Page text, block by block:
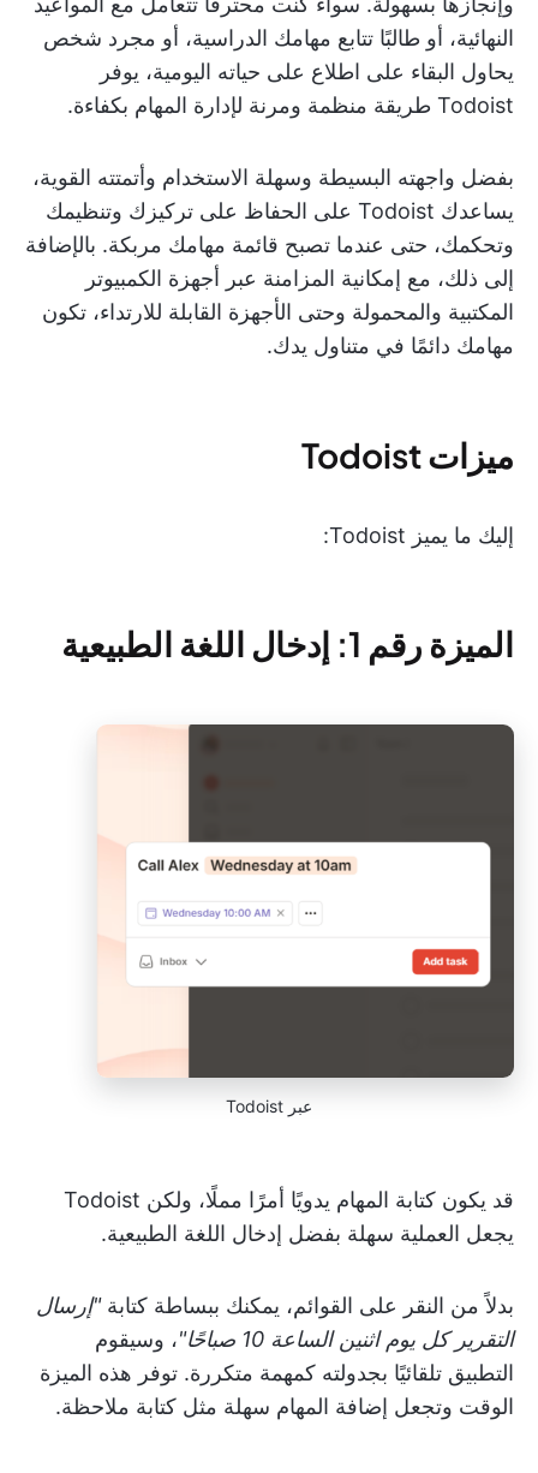
النهائية، أو طالبًا تتابع مهامك الدراسية، أو مجرد شخص
يحاول البقاء على اطلاع على حياته اليومية، يوفر
Todoist طريقة منظمة ومرنة لإدارة المهام بكفاءة.
بفضل واجهته البسيطة وسهلة الاستخدام وأتمتته القوية،
يساعدك Todoist على الحفاظ على تركيزك وتنظيمك
وتحكمك، حتى عندما تصبح قائمة مهامك مربكة. بالإضافة
إلى ذلك، مع إمكانية المزامنة عبر أجهزة الكمبيوتر
المكتبية والمحمولة وحتى الأجهزة القابلة للارتداء، تكون
مهامك دائمًا في متناول يدك.
ميزات Todoist
إليك ما يميز Todoist:
الميزة رقم 1: إدخال اللغة الطبيعية
عبر Todoist
قد يكون كتابة المهام يدويًا أمرًا مملًا، ولكن Todoist
يجعل العملية سهلة بفضل إدخال اللغة الطبيعية.
بدلاً من النقر على القوائم، يمكنك ببساطة كتابة"إرسال
التقرير كل يوم اثنين الساعة 10 صباحًا"
، وسيقوم
التطبيق تلقائيًا بجدولته كمهمة متكررة. توفر هذه الميزة
الوقت وتجعل إضافة المهام سهلة مثل كتابة ملاحظة.